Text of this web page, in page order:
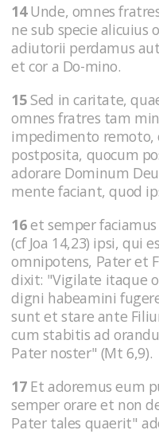
14Unde, omnes
ne sub specie alicuius
adiutorii perdamus
et cor a Do-mino.
15Sed in caritate,
omnes fratres tam
impedimento remoto,
postposita, quocum
adorare Dominum
mente faciant, quod
16et semper
(cf Joa 14,23) ipsi, qui
omnipotens, Pater et
dixit: "Vigilate itaque
digni habeamini
sunt et stare ante
cum stabitis ad
Pater noster" (Mt 6,9).
17Et adoremus eum
semper orare et non
Pater tales quaerit"